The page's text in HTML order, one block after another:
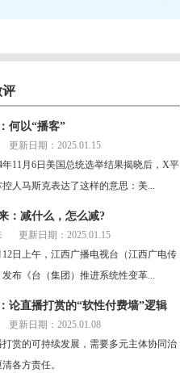
评
何以“播客”
更新日期：2025.01.15
月6日美国总统选举结果揭晓后，X平
控人马斯克表达了这样的意思：美...
：减什么，怎么减?
更新日期：2025.01.15
日上午，江西广播电视台（江西广电传
布《台（集团）推进系统性变革...
论直播打赏的“软性付费墙”逻辑
更新日期：2025.01.08
打赏的可持续发展，需要多元主体协同治
各方责任。